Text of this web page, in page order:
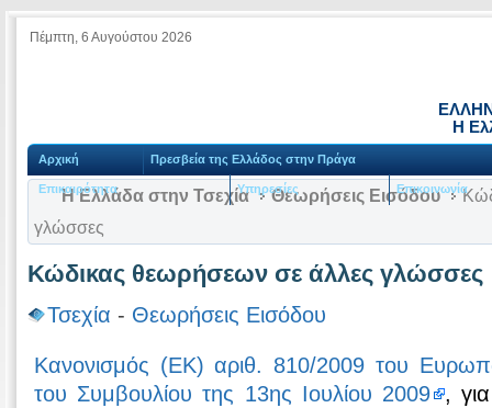
Πέμπτη, 6 Αυγούστου 2026
Η
Αρχική Πρεσβεία της Ελλάδος στην Πράγα
Επικαιρότητα Υπηρεσίες Επικοινωνία
Η Ελλάδα στην Τσεχία Θεωρήσεις Εισόδου
γλώσσες
Κώδικας θεωρήσεων σε άλλες γλώσσες
Τσεχία - Θεωρήσεις Εισόδου
Κανονισμός (ΕΚ) αριθ. 810/2009 του
του Συμβουλίου της 13ης Ιουλίου 2009
,